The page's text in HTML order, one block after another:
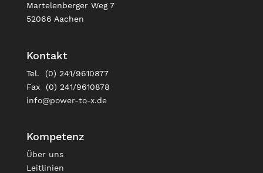
Martelenberger Weg 7
52066 Aachen
Kontakt
Tel. (0) 241/9610877
Fax (0) 241/9610878
info@power-to-x.de
Kompetenz
Über uns
Leitlinien